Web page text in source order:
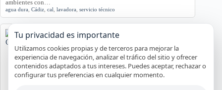
ambientes con…
agua dura Cádiz cal lavadora servicio técnico
Tu privacidad es importante
Utilizamos cookies propias y de terceros para mejorar la
experiencia de navegación, analizar el tráfico del sitio y ofrecer
contenidos adaptados a tus intereses. Puedes aceptar, rechazar o
configurar tus preferencias en cualquier momento.